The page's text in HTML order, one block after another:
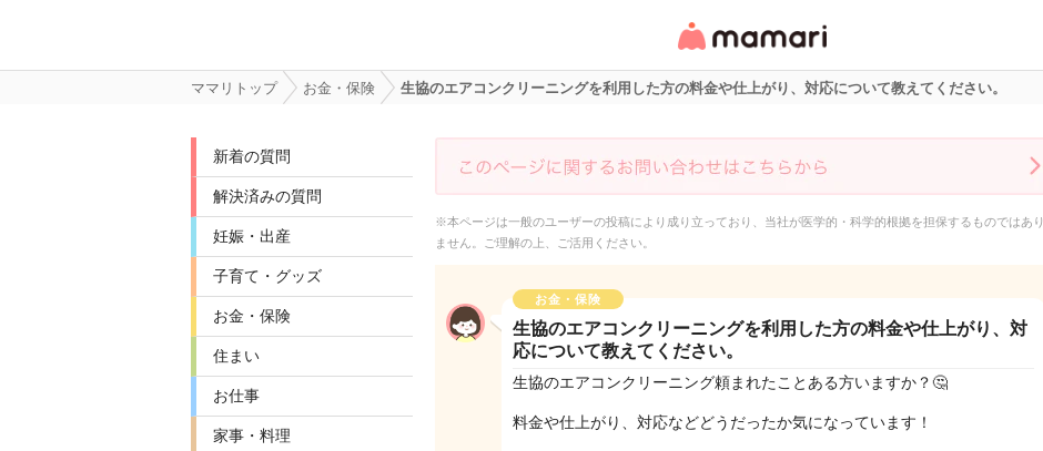
リ・情報サイト
ママリトップ お金・保険 生協のエアコンクリーニングを利用した方の料金や仕上がり、対応について教えてください。
新着の質問
解決済みの質問
妊娠・出産
子育て・グッズ
お金・保険
住まい
お仕事
家事・料理
※本ページは一般のユーザーの投稿により成り立っており、当社が医学的・科学的根拠を担保するものではあり
ません。ご理解の上、ご活用ください。
お金・保険
生協のエアコンクリーニングを利用した方の料金や仕上がり、対
応について教えてください。
生協のエアコンクリーニング頼まれたことある方いますか？🤔
料金や仕上がり、対応などどうだったか気になっています！